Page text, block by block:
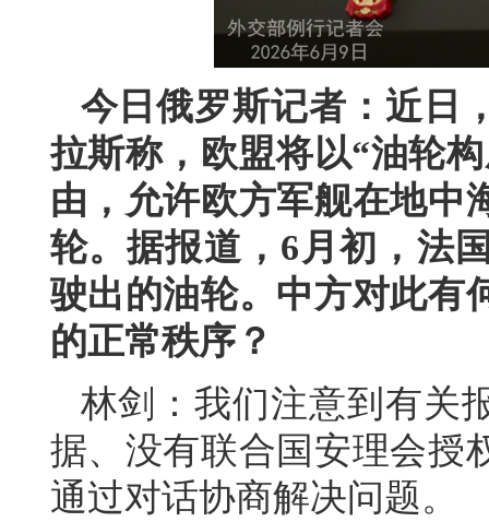
今日俄罗斯记者：近日
拉斯称，欧盟将以“油轮
由，允许欧方军舰在地中
轮。据报道，6月初，法
驶出的油轮。中方对此有
的正常秩序？
林剑：我们注意到有关
据、没有联合国安理会授
通过对话协商解决问题。